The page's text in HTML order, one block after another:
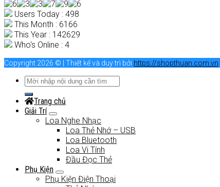
Users Today : 498
This Month : 6166
This Year : 142629
Who's Online : 4
Copyright 2026 © | Thiết kế và duy trì bởi https://shopthuan.com.vn
Trang chủ
Giải Trí
Loa Nghe Nhạc
Loa Thẻ Nhớ – USB
Loa Bluetooth
Loa Vi Tính
Đầu Đọc Thẻ
Phụ Kiện
Phụ Kiện Điện Thoại